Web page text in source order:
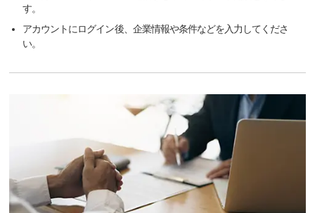
す。
アカウントにログイン後、企業情報や条件などを入力してくださ
い。